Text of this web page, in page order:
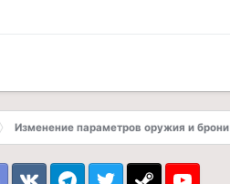
Изменение параметров оружия и брони